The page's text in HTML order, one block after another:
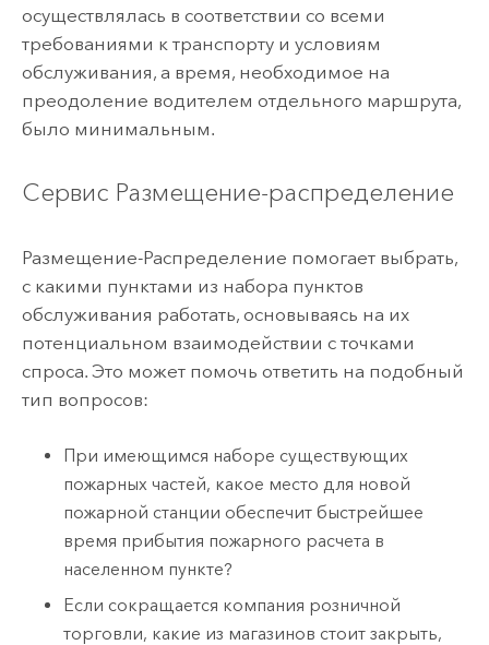
осуществлялась в соответствии со всеми
требованиями к транспорту и условиям
обслуживания, а время, необходимое на
преодоление водителем отдельного маршрута,
было минимальным.
Сервис Размещение-распределение
Размещение-Распределение помогает выбрать,
с какими пунктами из набора пунктов
обслуживания работать, основываясь на их
потенциальном взаимодействии с точками
спроса. Это может помочь ответить на подобный
тип вопросов:
При имеющимся наборе существующих
пожарных частей, какое место для новой
пожарной станции обеспечит быстрейшее
время прибытия пожарного расчета в
населенном пункте?
Если сокращается компания розничной
торговли, какие из магазинов стоит закрыть,